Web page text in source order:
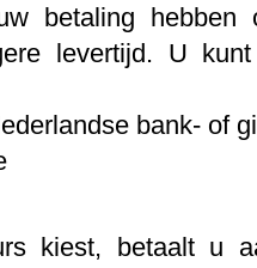
betaling hebben
levertijd. U
bank- of
kiest, betaalt u